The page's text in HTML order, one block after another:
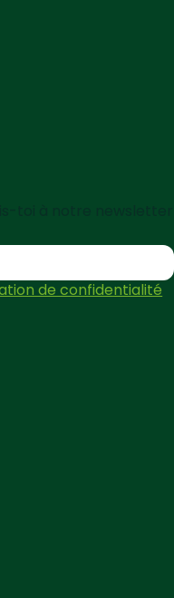
de confidentialité